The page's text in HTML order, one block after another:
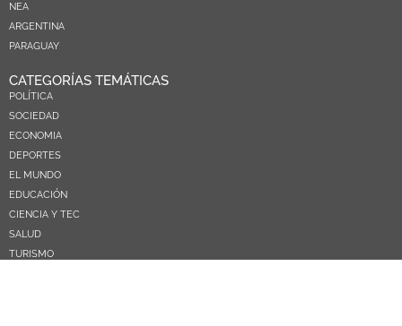
NEA
ARGENTINA
PARAGUAY
CATEGORÍAS TEMÁTICAS
POLÍTICA
SOCIEDAD
ECONOMIA
DEPORTES
EL MUNDO
EDUCACIÓN
CIENCIA Y TEC
SALUD
TURISMO